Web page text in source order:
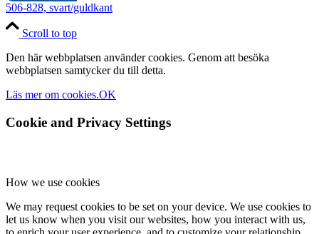
506-828, svart/guldkant
Scroll to top
Den här webbplatsen använder cookies. Genom att besöka
webbplatsen samtycker du till detta.
Läs mer om cookies.OK
Cookie and Privacy Settings
How we use cookies
We may request cookies to be set on your device. We use cookies to
let us know when you visit our websites, how you interact with us,